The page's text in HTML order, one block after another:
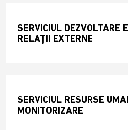
SERVICIUL DEZVOLTARE
RELAȚII EXTERNE
SERVICIUL RESURSE
MONITORIZARE